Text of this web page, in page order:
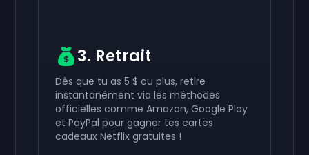
3. Retrait
Dès que tu as 5 $ ou plus, retire
instantanément via les méthodes
officielles comme Amazon, Google Play
et PayPal pour gagner tes cartes
cadeaux Netflix gratuites !